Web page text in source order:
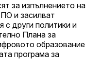
за изпълнението на
и засилват
с други политики и
Плана за
образование
програма за